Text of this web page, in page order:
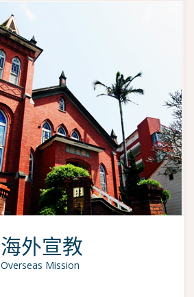
海外宣教
Overseas Mission